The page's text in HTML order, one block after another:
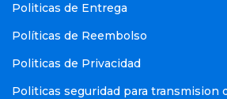
Politicas de Entrega
Políticas de Reembolso
Politicas de Privacidad
Politicas seguridad para transmision